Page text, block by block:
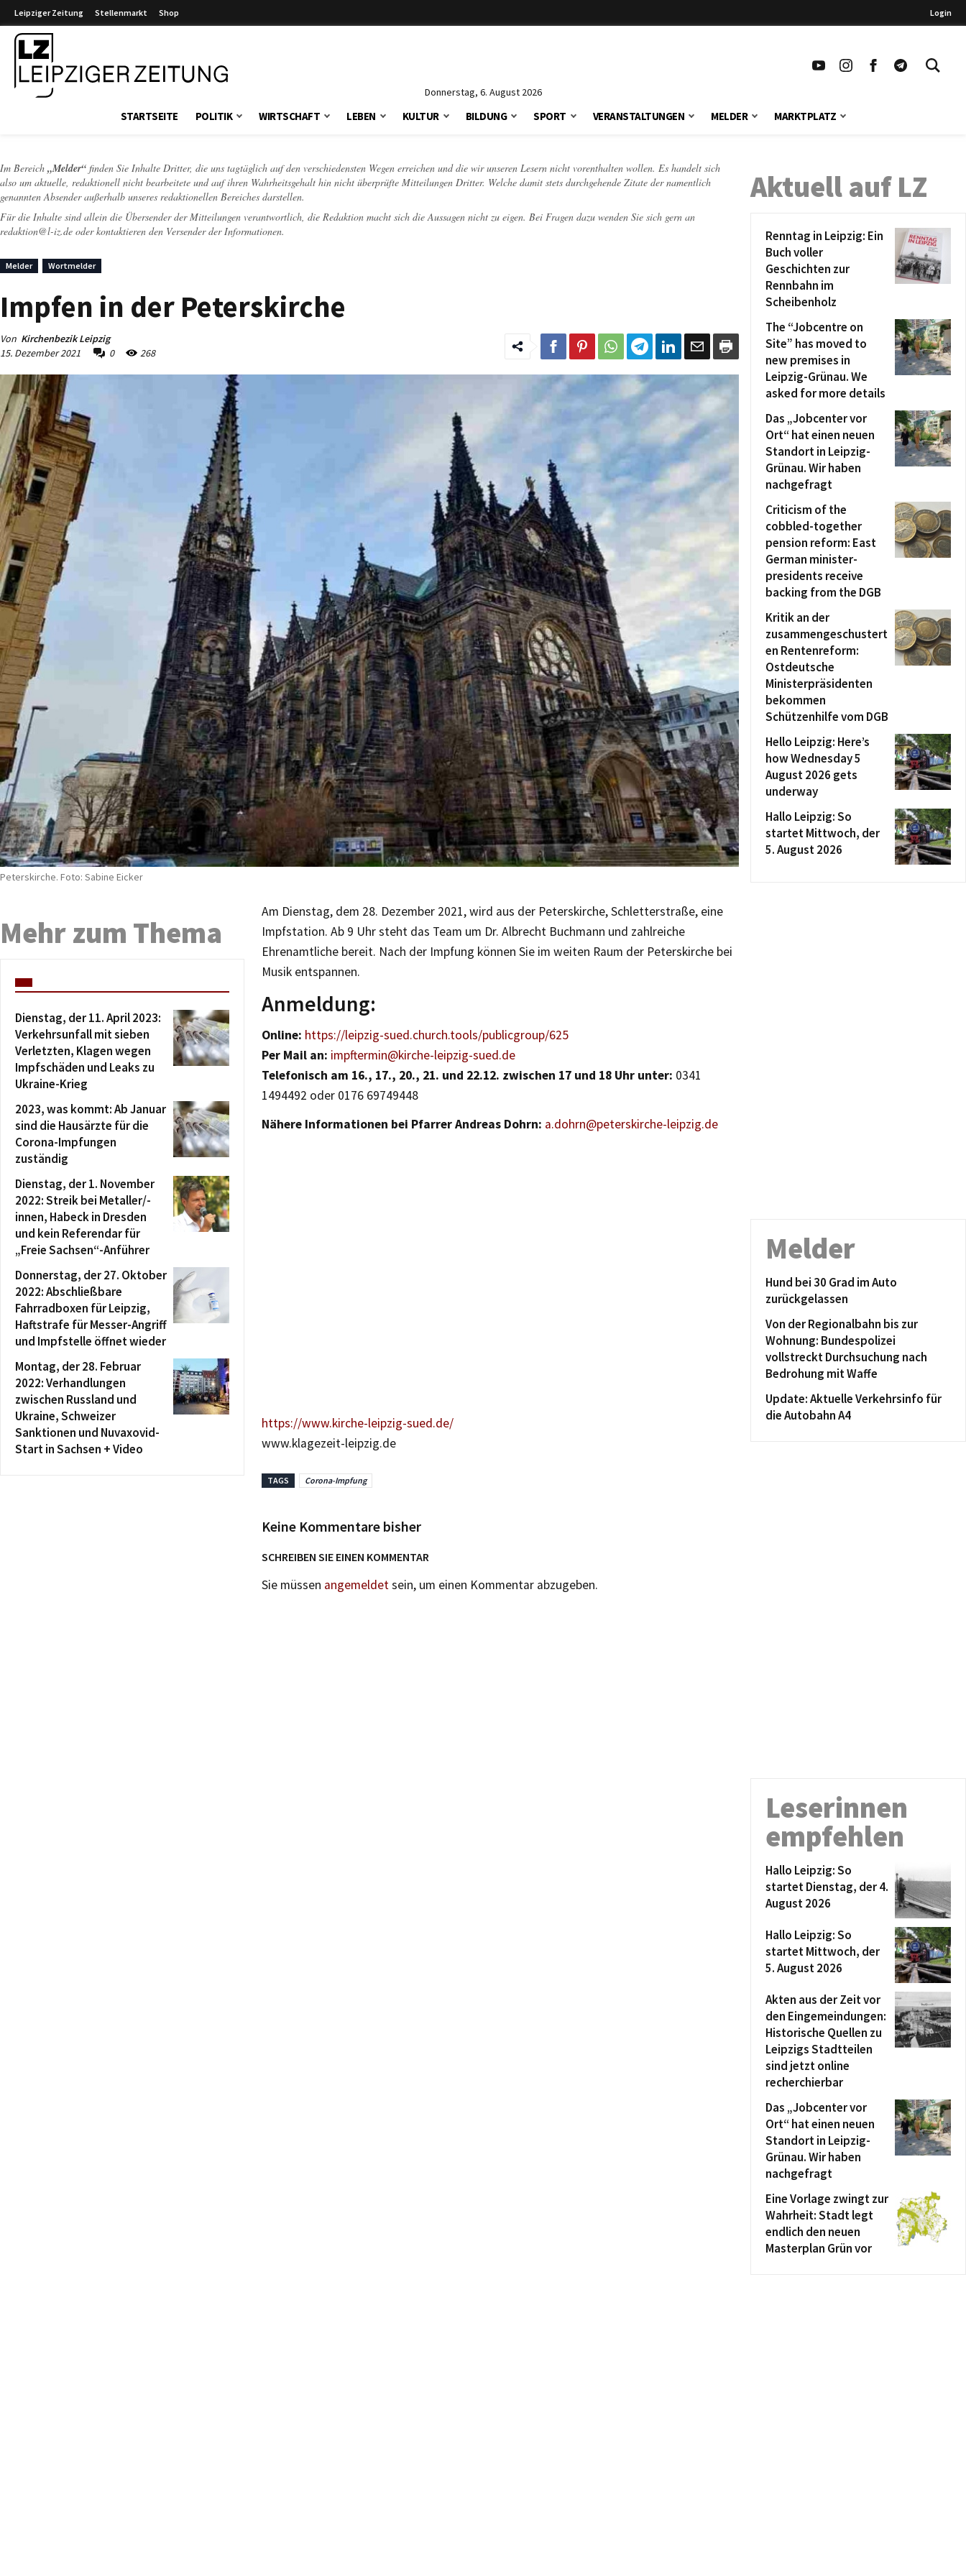
Leipziger Zeitung Stellenmarkt Shop Login
Donnerstag, 6. August 2026
STARTSEITE POLITIK WIRTSCHAFT LEBEN KULTUR BILDUNG SPORT VERANSTALTUNGEN MELDER MARKTPLATZ
Im Bereich „Melder“ finden Sie Inhalte Dritter, die uns tagtäglich auf den verschiedensten Wegen erreichen und die wir unseren Lesern nicht vorenthalten wollen. Es handelt sich
also um aktuelle, redaktionell nicht bearbeitete und auf ihren Wahrheitsgehalt hin nicht überprüfte Mitteilungen Dritter. Welche damit stets durchgehende Zitate der namentlich
genannten Absender außerhalb unseres redaktionellen Bereiches darstellen.
Für die Inhalte sind allein die Übersender der Mitteilungen verantwortlich, die Redaktion macht sich die Aussagen nicht zu eigen. Bei Fragen dazu wenden Sie sich gern an
redaktion@l-iz.de oder kontaktieren den Versender der Informationen.
Melder Wortmelder
Impfen in der Peterskirche
Von Kirchenbezik Leipzig
15. Dezember 2021
0 268
Peterskirche. Foto: Sabine Eicker
Am Dienstag, dem 28. Dezember 2021, wird aus der Peterskirche, Schletterstraße, eine
Impfstation. Ab 9 Uhr steht das Team um Dr. Albrecht Buchmann und zahlreiche
Ehrenamtliche bereit. Nach der Impfung können Sie im weiten Raum der Peterskirche bei
Musik entspannen.
Anmeldung:
Online: https://leipzig-sued.church.tools/publicgroup/625
Per Mail an: impftermin@kirche-leipzig-sued.de
Telefonisch am 16., 17., 20., 21. und 22.12. zwischen 17 und 18 Uhr unter: 0341
1494492 oder 0176 69749448
Nähere Informationen bei Pfarrer Andreas Dohrn: a.dohrn@peterskirche-leipzig.de
https://www.kirche-leipzig-sued.de/
www.klagezeit-leipzig.de
TAGS Corona-Impfung
Keine Kommentare bisher
SCHREIBEN SIE EINEN KOMMENTAR
Sie müssen angemeldetsein, um einen Kommentar abzugeben.
Mehr zum Thema
Dienstag, der 11. April 2023:
Verkehrsunfall mit sieben
Verletzten, Klagen wegen
Impfschäden und Leaks zu
Ukraine-Krieg
2023, was kommt: Ab Januar
sind die Hausärzte für die
Corona-Impfungen
zuständig
Dienstag, der 1. November
2022: Streik bei Metaller/-
innen, Habeck in Dresden
und kein Referendar für
„Freie Sachsen“-Anführer
Donnerstag, der 27. Oktober
2022: Abschließbare
Fahrradboxen für Leipzig,
Haftstrafe für Messer-Angriff
und Impfstelle öffnet wieder
Montag, der 28. Februar
2022: Verhandlungen
zwischen Russland und
Ukraine, Schweizer
Sanktionen und Nuvaxovid-
Start in Sachsen + Video
Aktuell auf LZ
Renntag in Leipzig: Ein
Buch voller
Geschichten zur
Rennbahn im
Scheibenholz
The “Jobcentre on
Site” has moved to
new premises in
Leipzig-Grünau. We
asked for more details
Das „Jobcenter vor
Ort“ hat einen neuen
Standort in Leipzig-
Grünau. Wir haben
nachgefragt
Criticism of the
cobbled-together
pension reform: East
German minister-
presidents receive
backing from the DGB
Kritik an der
zusammengeschustert
en Rentenreform:
Ostdeutsche
Ministerpräsidenten
bekommen
Schützenhilfe vom DGB
Hello Leipzig: Here’s
how Wednesday 5
August 2026 gets
underway
Hallo Leipzig: So
startet Mittwoch, der
5. August 2026
Melder
Hund bei 30 Grad im Auto
zurückgelassen
Von der Regionalbahn bis zur
Wohnung: Bundespolizei
vollstreckt Durchsuchung nach
Bedrohung mit Waffe
Update: Aktuelle Verkehrsinfo für
die Autobahn A4
Leserinnen
empfehlen
Hallo Leipzig: So
startet Dienstag, der 4.
August 2026
Hallo Leipzig: So
startet Mittwoch, der
5. August 2026
Akten aus der Zeit vor
den Eingemeindungen:
Historische Quellen zu
Leipzigs Stadtteilen
sind jetzt online
recherchierbar
Das „Jobcenter vor
Ort“ hat einen neuen
Standort in Leipzig-
Grünau. Wir haben
nachgefragt
Eine Vorlage zwingt zur
Wahrheit: Stadt legt
endlich den neuen
Masterplan Grün vor